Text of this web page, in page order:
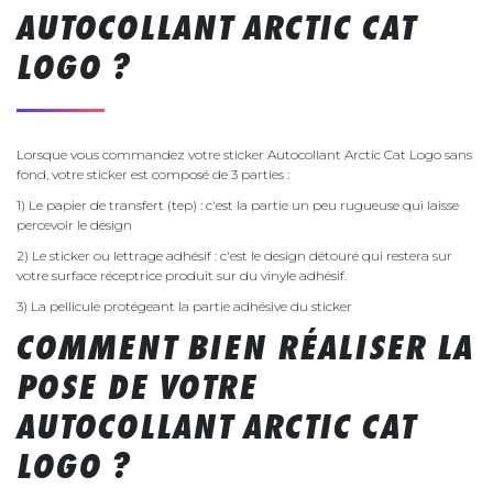
AUTOCOLLANT ARCTIC CAT
LOGO ?
Lorsque vous commandez votre sticker Autocollant Arctic Cat Logo sans
fond, votre sticker est composé de 3 parties :
1) Le papier de transfert (tep) : c'est la partie un peu rugueuse qui laisse
percevoir le design
2) Le sticker ou lettrage adhésif : c'est le design détouré qui restera sur
votre surface réceptrice produit sur du vinyle adhésif.
3) La pellicule protégeant la partie adhésive du sticker
COMMENT BIEN RÉALISER LA
POSE DE VOTRE
AUTOCOLLANT ARCTIC CAT
LOGO ?